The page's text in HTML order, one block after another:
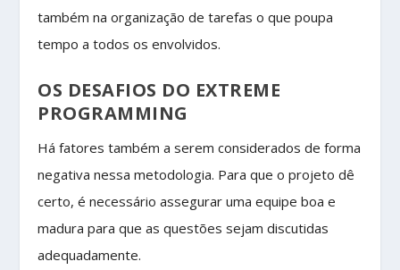
também na organização de tarefas o que poupa
tempo a todos os envolvidos.
OS DESAFIOS DO EXTREME
PROGRAMMING
Há fatores também a serem considerados de forma
negativa nessa metodologia. Para que o projeto dê
certo, é necessário assegurar uma equipe boa e
madura para que as questões sejam discutidas
adequadamente.